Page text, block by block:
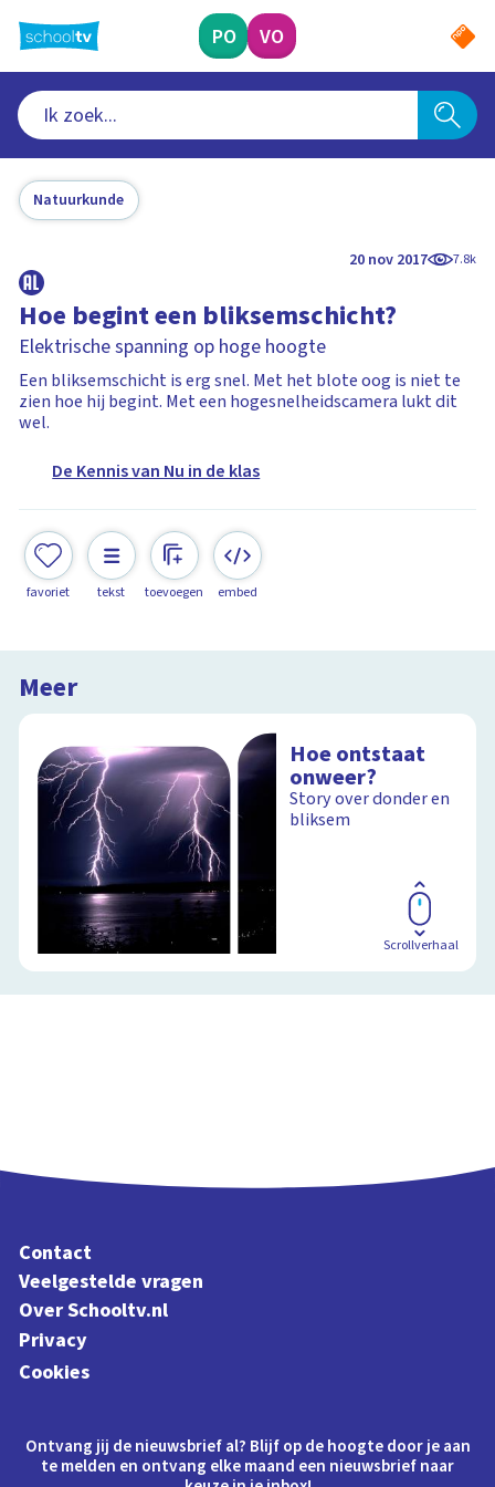
naar
hoofdinhoud
PO VO
Natuurkunde
20 nov 2017 7.8k
Hoe begint een bliksemschicht?
Elektrische spanning op hoge hoogte
Een bliksemschicht is erg snel. Met het blote oog is niet te
zien hoe hij begint. Met een hogesnelheidscamera lukt dit
wel.
De Kennis van Nu in de klas
favoriet tekst toevoegen embed
Meer
Hoe ontstaat
onweer?
Story over donder en
bliksem
Scrollverhaal
Contact
Veelgestelde vragen
Over Schooltv.nl
Privacy
Cookies
Ontvang jij de nieuwsbrief al? Blijf op de hoogte door je aan
te melden en ontvang elke maand een nieuwsbrief naar